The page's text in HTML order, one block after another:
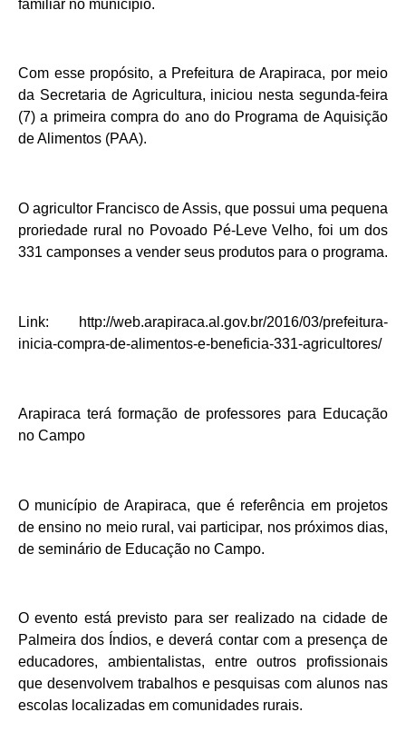
familiar no município.
Com esse propósito, a Prefeitura de Arapiraca, por meio
da Secretaria de Agricultura, iniciou nesta segunda-feira
(7) a primeira compra do ano do Programa de Aquisição
de Alimentos (PAA).
O agricultor Francisco de Assis, que possui uma pequena
proriedade rural no Povoado Pé-Leve Velho, foi um dos
331 camponses a vender seus produtos para o programa.
Link: http://web.arapiraca.al.gov.br/2016/03/prefeitura-
inicia-compra-de-alimentos-e-beneficia-331-agricultores/
Arapiraca terá formação de professores para Educação
no Campo
O município de Arapiraca, que é referência em projetos
de ensino no meio rural, vai participar, nos próximos dias,
de seminário de Educação no Campo.
O evento está previsto para ser realizado na cidade de
Palmeira dos Índios, e deverá contar com a presença de
educadores, ambientalistas, entre outros profissionais
que desenvolvem trabalhos e pesquisas com alunos nas
escolas localizadas em comunidades rurais.